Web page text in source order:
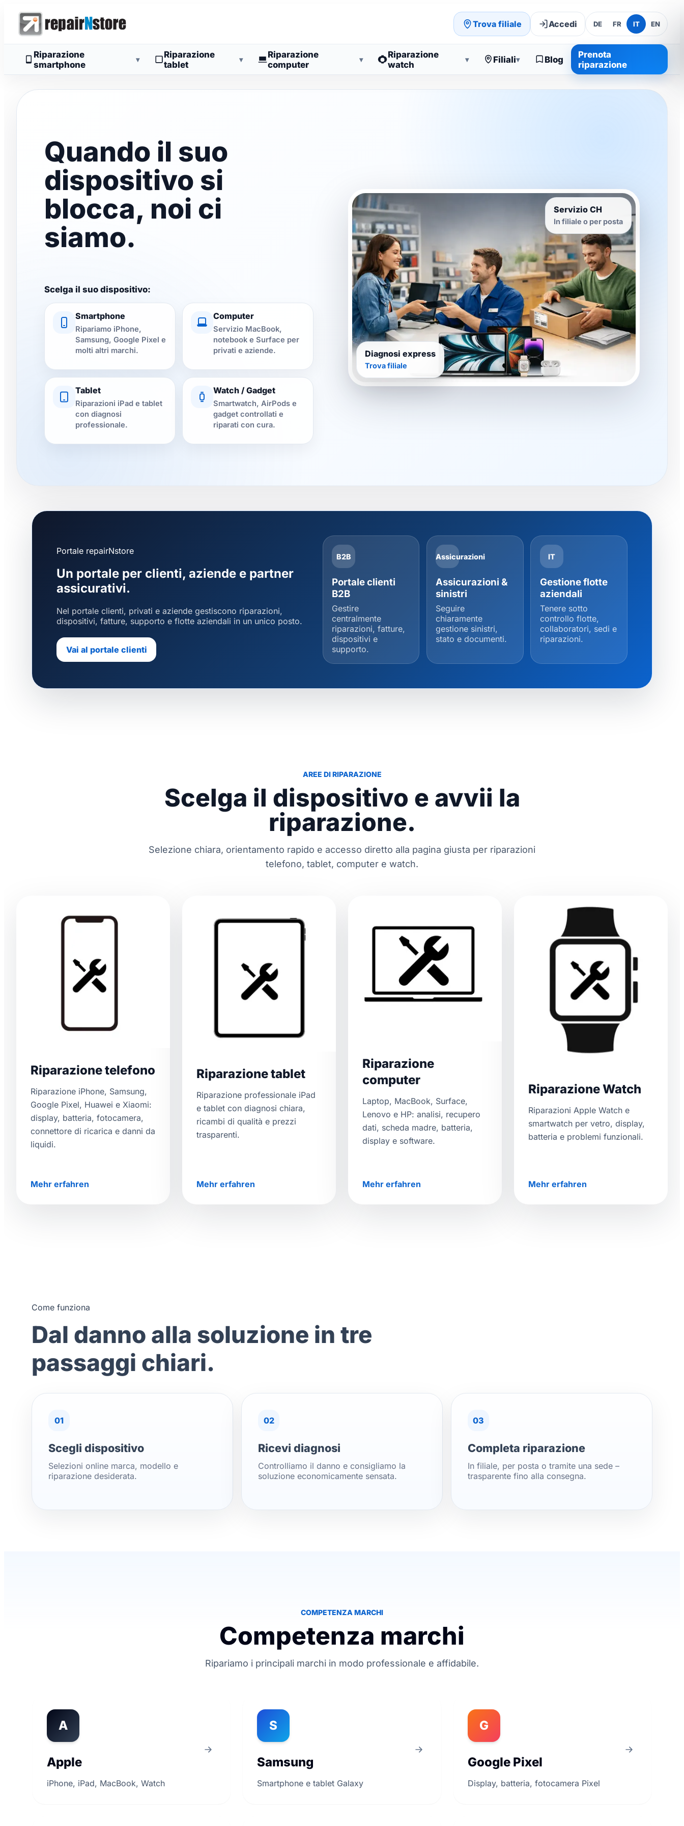
Trova filiale Accedi DE FR IT EN
Riparazione
smartphone
▾
Riparazione
tablet
▾
Riparazione
computer
▾
Riparazione
watch
▾ Filiali▾ Blog
Prenota
riparazione
Quando il suo
dispositivo si
blocca, noi ci
siamo.
Riparazione professionale smartphone da repairNstore
Servizio CH
In filiale o per posta
Diagnosi express
Trova filiale
Scelga il suo dispositivo:
Smartphone
Ripariamo iPhone,
Samsung, Google Pixel e
molti altri marchi.
Computer
Servizio MacBook,
notebook e Surface per
privati e aziende.
Tablet
Riparazioni iPad e tablet
con diagnosi
professionale.
Watch / Gadget
Smartwatch, AirPods e
gadget controllati e
riparati con cura.
Portale repairNstore
Un portale per clienti, aziende e partner
assicurativi.
Nel portale clienti, privati e aziende gestiscono riparazioni,
dispositivi, fatture, supporto e flotte aziendali in un unico posto.
Vai al portale clienti
B2B
Portale clienti
B2B
Gestire
centralmente
riparazioni, fatture,
dispositivi e
supporto.
Assicurazioni
Assicurazioni &
sinistri
Seguire
chiaramente
gestione sinistri,
stato e documenti.
IT
Gestione flotte
aziendali
Tenere sotto
controllo flotte,
collaboratori, sedi e
riparazioni.
AREE DI RIPARAZIONE
Scelga il dispositivo e avvii la
riparazione.
Selezione chiara, orientamento rapido e accesso diretto alla pagina giusta per riparazioni
telefono, tablet, computer e watch.
Riparazione telefono
Riparazione iPhone, Samsung,
Google Pixel, Huawei e Xiaomi:
display, batteria, fotocamera,
connettore di ricarica e danni da
liquidi.
Mehr erfahren
Riparazione tablet
Riparazione professionale iPad
e tablet con diagnosi chiara,
ricambi di qualità e prezzi
trasparenti.
Mehr erfahren
Riparazione
computer
Laptop, MacBook, Surface,
Lenovo e HP: analisi, recupero
dati, scheda madre, batteria,
display e software.
Mehr erfahren
Riparazione Watch
Riparazioni Apple Watch e
smartwatch per vetro, display,
batteria e problemi funzionali.
Mehr erfahren
Come funziona
Dal danno alla soluzione in tre
passaggi chiari.
01
Scegli dispositivo
Selezioni online marca, modello e
riparazione desiderata.
02
Ricevi diagnosi
Controlliamo il danno e consigliamo la
soluzione economicamente sensata.
03
Completa riparazione
In filiale, per posta o tramite una sede –
trasparente fino alla consegna.
COMPETENZA MARCHI
Competenza marchi
Ripariamo i principali marchi in modo professionale e affidabile.
A
Apple
iPhone, iPad, MacBook, Watch
S
Samsung
Smartphone e tablet Galaxy
G
Google Pixel
Display, batteria, fotocamera Pixel